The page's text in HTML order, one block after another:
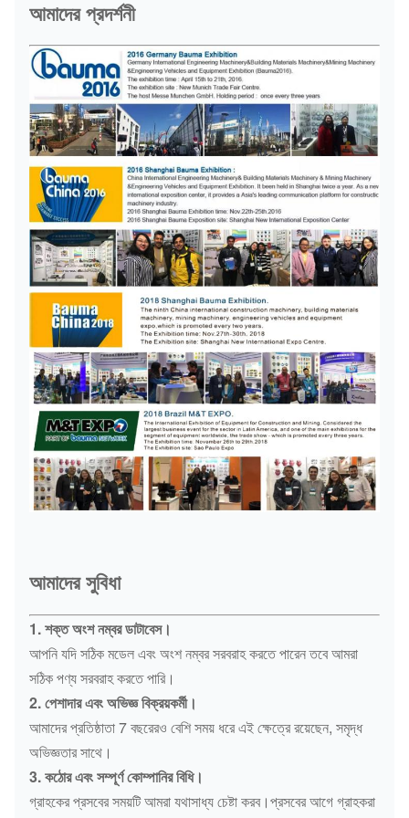
আমাদের প্রদর্শনী
আমাদের সুবিধা
1. শক্ত অংশ নম্বর ডাটাবেস।
আপনি যদি সঠিক মডেল এবং অংশ নম্বর সরবরাহ করতে পারেন তবে আমরা
সঠিক পণ্য সরবরাহ করতে পারি।
2. পেশাদার এবং অভিজ্ঞ বিক্রয়কর্মী।
আমাদের প্রতিষ্ঠাতা 7 বছরেরও বেশি সময় ধরে এই ক্ষেত্রে রয়েছেন, সমৃদ্ধ
অভিজ্ঞতার সাথে।
3. কঠোর এবং সম্পূর্ণ কোম্পানির বিধি।
গ্রাহকের প্রসবের সময়টি আমরা যথাসাধ্য চেষ্টা করব।প্রসবের আগে গ্রাহকরা